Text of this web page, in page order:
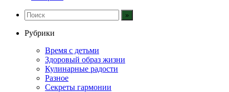
Рубрики
Время с детьми
Здоровый образ жизни
Кулинарные радости
Разное
Секреты гармонии